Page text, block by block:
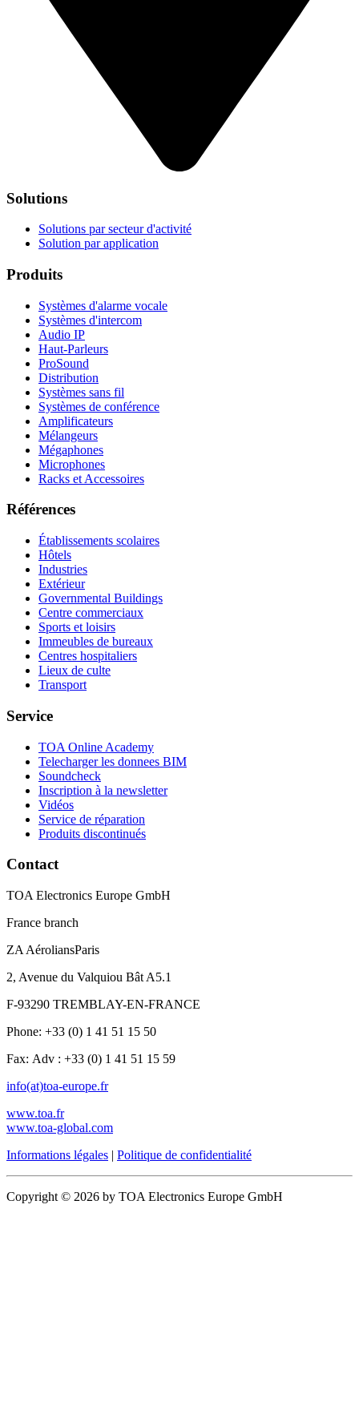
Solutions
Solutions par secteur d'activité
Solution par application
Produits
Systèmes d'alarme vocale
Systèmes d'intercom
Audio IP
Haut-Parleurs
ProSound
Distribution
Systèmes sans fil
Systèmes de conférence
Amplificateurs
Mélangeurs
Mégaphones
Microphones
Racks et Accessoires
Références
Établissements scolaires
Hôtels
Industries
Extérieur
Governmental Buildings
Centre commerciaux
Sports et loisirs
Immeubles de bureaux
Centres hospitaliers
Lieux de culte
Transport
Service
TOA Online Academy
Telecharger les donnees BIM
Soundcheck
Inscription à la newsletter
Vidéos
Service de réparation
Produits discontinués
Contact
TOA Electronics Europe GmbH
France branch
ZA AéroliansParis
2, Avenue du Valquiou Bât A5.1
F-93290 TREMBLAY-EN-FRANCE
Phone: +33 (0) 1 41 51 15 50
Fax: Adv : +33 (0) 1 41 51 15 59
info(at)toa-europe.fr
www.toa.fr
www.toa-global.com
Informations légales | Politique de confidentialité
Copyright © 2026 by TOA Electronics Europe GmbH